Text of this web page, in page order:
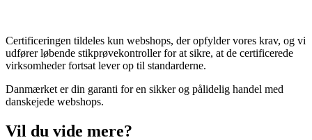
Certificeringen tildeles kun webshops, der opfylder vores krav, og vi
udfører løbende stikprøvekontroller for at sikre, at de certificerede
virksomheder fortsat lever op til standarderne.
Danmærket er din garanti for en sikker og pålidelig handel med
danskejede webshops.
Vil du vide mere?